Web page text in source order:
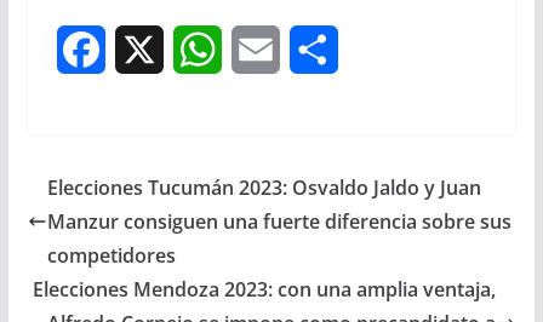
e
b
o
W
t
A
i
r
Elecciones Tucumán 2023: Osvaldo Jaldo y Juan
Manzur consiguen una fuerte diferencia sobre sus
competidores
Elecciones Mendoza 2023: con una amplia ventaja,